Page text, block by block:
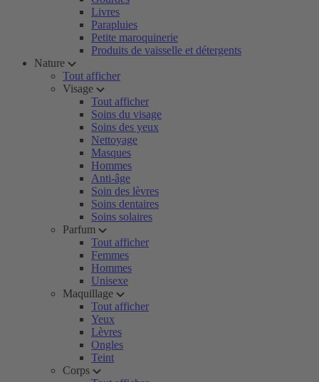
Livres
Parapluies
Petite maroquinerie
Produits de vaisselle et détergents
Nature
Tout afficher
Visage
Tout afficher
Soins du visage
Soins des yeux
Nettoyage
Masques
Hommes
Anti-âge
Soin des lèvres
Soins dentaires
Soins solaires
Parfum
Tout afficher
Femmes
Hommes
Unisexe
Maquillage
Tout afficher
Yeux
Lèvres
Ongles
Teint
Corps